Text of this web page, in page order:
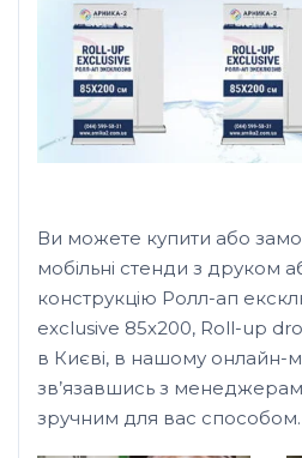
Ви можете купити або
мобільні стенди з друком
конструкцію Ролл-ап
exclusive 85х200, Roll-up
в Києві, в нашому онлайн-
зв’язавшись з
зручним для вас способом.